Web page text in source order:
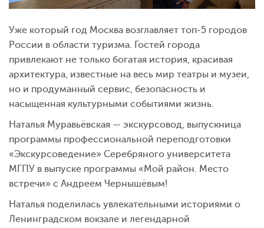
Уже который год Москва возглавляет топ-5 городов
России в области туризма. Гостей города
привлекают не только богатая история, красивая
архитектура, известные на весь мир театры и музеи,
но и продуманный сервис, безопасность и
насыщенная культурными событиями жизнь.
Наталья Муравьёвская — экскурсовод, выпускница
программы профессиональной переподготовки
«Экскурсоведение» Серебряного университета
МГПУ в выпуске программы «Мой район. Место
встречи» с Андреем Чернышёвым!
Наталья поделилась увлекательными историями о
Ленинградском вокзале и легендарной